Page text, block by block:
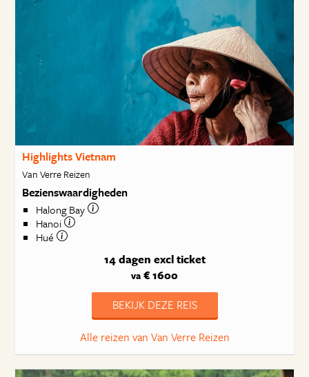
Highlights Vietnam
Van Verre Reizen
Bezienswaardigheden
Halong Bay
Hanoi
Hué
14 dagen excl ticket
va € 1600
BEKIJK DEZE REIS
Alle reizen van Van Verre Reizen